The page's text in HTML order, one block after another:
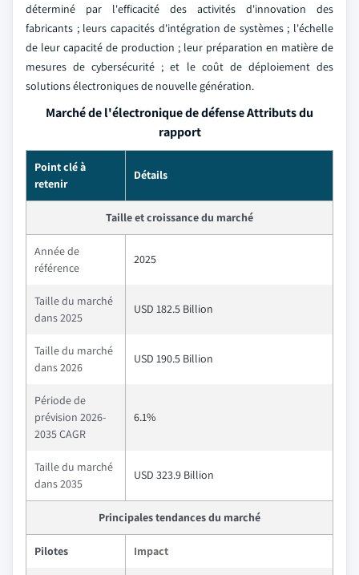
déterminé par l'efficacité des activités d'innovation des
fabricants ; leurs capacités d'intégration de systèmes ; l'échelle
de leur capacité de production ; leur préparation en matière de
mesures de cybersécurité ; et le coût de déploiement des
solutions électroniques de nouvelle génération.
Marché de l'électronique de défense Attributs du
rapport
Point clé à
retenir
Détails
Taille et croissance du marché
Année de
référence
2025
Taille du marché
dans 2025
USD 182.5 Billion
Taille du marché
dans 2026
USD 190.5 Billion
Période de
prévision 2026-
2035 CAGR
6.1%
Taille du marché
dans 2035
USD 323.9 Billion
Principales tendances du marché
Pilotes Impact